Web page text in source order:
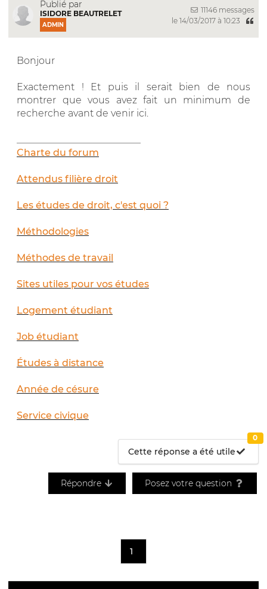
Publié par
ISIDORE BEAUTRELET
ADMIN
11146 messages
le 14/03/2017 à 10:23
Bonjour
Exactement ! Et puis il serait bien de nous
montrer que vous avez fait un minimum de
recherche avant de venir ici.
Charte du forum
Attendus filière droit
Les études de droit, c'est quoi ?
Méthodologies
Méthodes de travail
Sites utiles pour vos études
Logement étudiant
Job étudiant
Études à distance
Année de césure
Service civique
Cette réponse a été utile
0
Répondre Posez votre question
1